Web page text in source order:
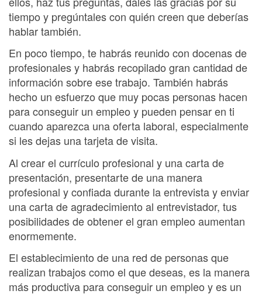
tiempo y pregúntales con quién creen que deberías
hablar también.
En poco tiempo, te habrás reunido con docenas de
profesionales y habrás recopilado gran cantidad de
información sobre ese trabajo. También habrás
hecho un esfuerzo que muy pocas personas hacen
para conseguir un empleo y pueden pensar en ti
cuando aparezca una oferta laboral, especialmente
si les dejas una tarjeta de visita.
Al crear el currículo profesional y una carta de
presentación, presentarte de una manera
profesional y confiada durante la entrevista y enviar
una carta de agradecimiento al entrevistador, tus
posibilidades de obtener el gran empleo aumentan
enormemente.
El establecimiento de una red de personas que
realizan trabajos como el que deseas, es la manera
más productiva para conseguir un empleo y es un